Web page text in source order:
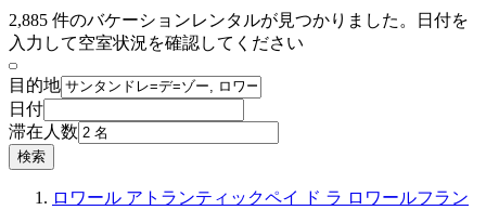
2,885 件のバケーションレンタルが見つかりました。日付を
入力して空室状況を確認してください
目的地
日付
滞在人数
検索
ロワール アトランティックペイ ド ラ ロワールフラン